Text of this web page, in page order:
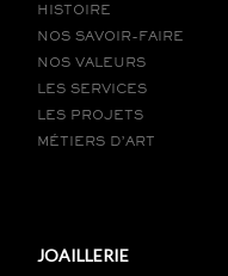
HISTOIRE
NOS SAVOIR-FAIRE
NOS VALEURS
LES SERVICES
LES PROJETS
MÉTIERS D’ART
JOAILLERIE